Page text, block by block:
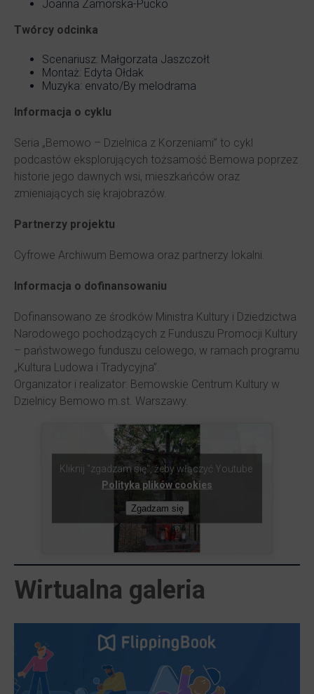
Joanna Zamorska-Pucko
Twórcy odcinka
Scenariusz: Małgorzata Jaszczołt
Montaż: Edyta Ołdak
Muzyka: envato/By melodrama
Informacja o cyklu
Seria „Bemowo – Dzielnica z Korzeniami” to cykl
podcastów eksplorujących tożsamość Bemowa poprzez
historie jego dawnych wsi, mieszkańców oraz
zmieniających się krajobrazów.
Partnerzy projektu
Cyfrowe Archiwum Bemowa oraz partnerzy lokalni.
Informacja o dofinansowaniu
Dofinansowano ze środków Ministra Kultury i Dziedzictwa
Narodowego pochodzących z Funduszu Promocji Kultury
– państwowego funduszu celowego, w ramach programu
„Kultura Ludowa i Tradycyjna”.
Organizator i realizator: Bemowskie Centrum Kultury w
Dzielnicy Bemowo m.st. Warszawy.
Kliknij "zgadzam się", żeby włączyć Youtube
Polityka plików cookies
Zgadzam się
Wirtualna galeria